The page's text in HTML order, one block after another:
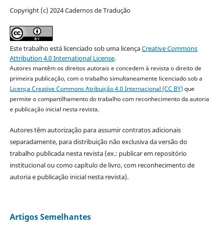
Copyright (c) 2024 Cadernos de Tradução
Este trabalho está licenciado sob uma licençaCreative Commons
Attribution 4.0 International License.
Autores mantêm os direitos autorais e concedem à revista o direito de
primeira publicação, com o trabalho simultaneamente licenciado sob a
Licença Creative Commons Atribuição 4.0 Internacional (CC BY)que
permite o compartilhamento do trabalho com reconhecimento da autoria
e publicação inicial nesta revista.
Autores têm autorização para assumir contratos adicionais
separadamente, para distribuição não exclusiva da versão do
trabalho publicada nesta revista (ex.: publicar em repositório
institucional ou como capítulo de livro, com reconhecimento de
autoria e publicação inicial nesta revista).
Artigos Semelhantes